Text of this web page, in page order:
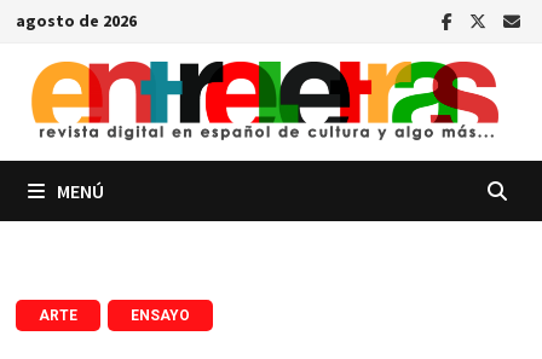
Saltar
contenido
agosto de 2026
MENÚ
ARTE ENSAYO